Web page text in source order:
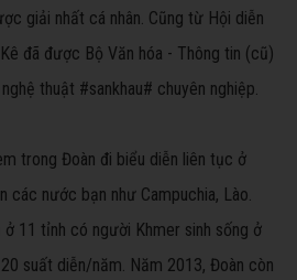
giải nhất cá nhân. Cũng từ Hội diễn
đã được Bộ Văn hóa - Thông tin (cũ)
thuật #sankhau# chuyên nghiệp.
trong Đoàn đi biểu diễn liên tục ở
các nước bạn như Campuchia, Lào.
11 tỉnh có người Khmer sinh sống ở
suất diễn/năm. Năm 2013, Đoàn còn